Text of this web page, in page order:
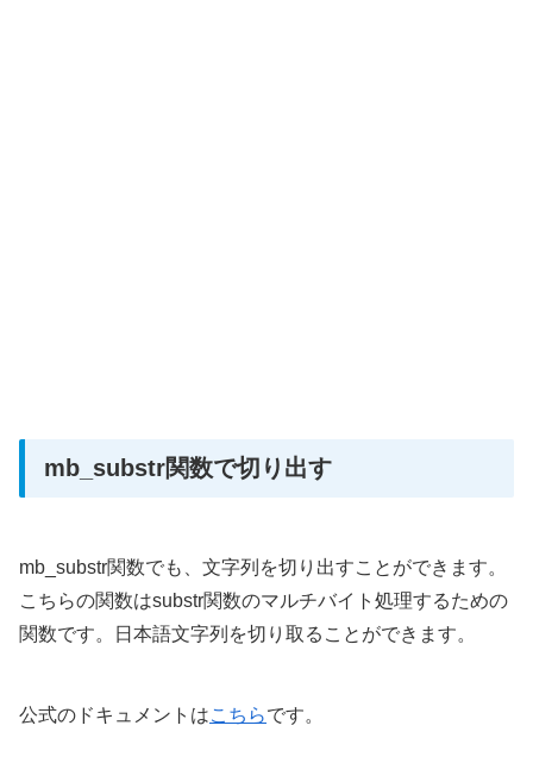
mb_substr関数で切り出す
mb_substr関数でも、文字列を切り出すことができます。
こちらの関数はsubstr関数のマルチバイト処理するための
関数です。日本語文字列を切り取ることができます。
公式のドキュメントはこちらです。